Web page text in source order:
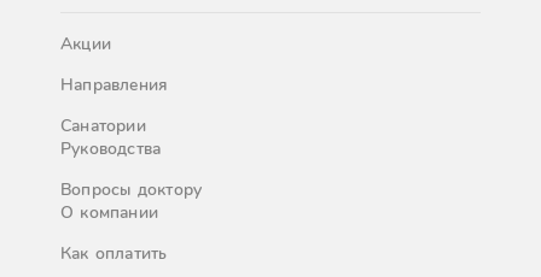
Акции
Направления
Санатории
Руководства
Вопросы доктору
О компании
Как оплатить